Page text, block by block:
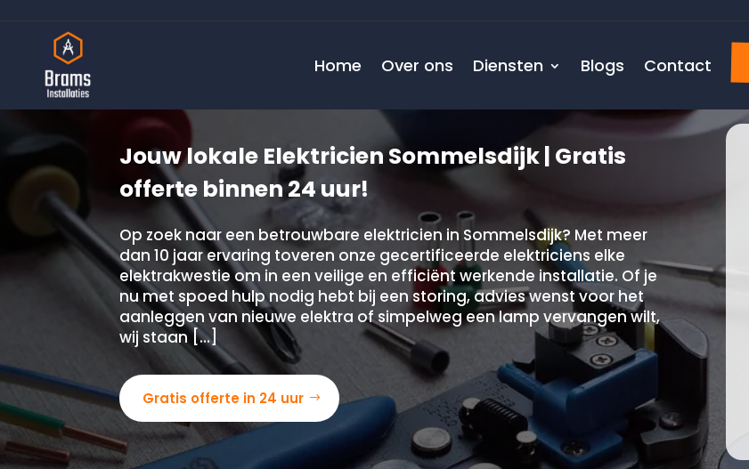
Home Over ons Diensten Blogs Contact
Jouw lokale Elektricien Sommelsdijk | Gratis
offerte binnen 24 uur!
Op zoek naar een betrouwbare elektricien in Sommelsdijk? Met meer
dan 10 jaar ervaring toveren onze gecertificeerde elektriciens elke
elektrakwestie om in een veilige en efficiënt werkende installatie. Of je
nu met spoed hulp nodig hebt bij een storing, advies wenst voor het
aanleggen van nieuwe elektra of simpelweg een lamp vervangen wilt,
wij staan […]
Gratis offerte in 24 uur